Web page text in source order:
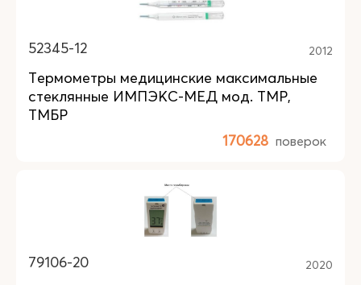
52345-12 2012
Термометры медицинские максимальные
стеклянные ИМПЭКС-МЕД мод. ТМР,
ТМБР
170628 поверок
79106-20 2020